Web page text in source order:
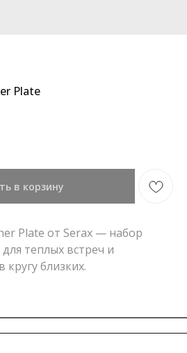
Plate
в корзину
Plate от Serax — набор
теплых встреч и
близких.